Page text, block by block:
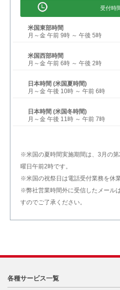
受付時
米国東部時間
月～金 午前 9時 ～ 午後 5時
米国西部時間
月～金 午前 6時 ～ 午後 2時
日本時間 (米国夏時間)
月～金 午後 10時 ～ 午前 6時
日本時間 (米国冬時間)
月～金 午後 11時 ～ 午前 7時
※米国の夏時間実施期間は、3月の
曜日午前2時です。
※米国の祝祭日は電話受付業務を休
※弊社営業時間外に受信したメール
すのでご了承ください。
各種サービス一覧